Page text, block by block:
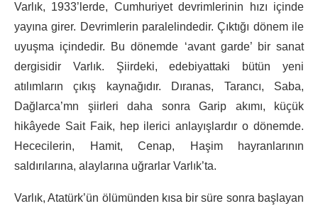
Varlık, 1933’lerde, Cumhuriyet devrimlerinin hızı içinde
yayına girer. Devrimlerin paralelindedir. Çıktığı dönem ile
uyuşma içindedir. Bu dönemde ‘avant garde’ bir sanat
dergisidir Varlık. Şiirdeki, edebiyattaki bütün yeni
atılımların çıkış kaynağıdır. Dıranas, Tarancı, Saba,
Dağlarca’mn şiirleri daha sonra Garip akımı, küçük
hikâyede Sait Faik, hep ilerici anlayışlardır o dönemde.
Hececilerin, Hamit, Cenap, Haşim hayranlarının
saldırılarına, alaylarına uğrarlar Varlık’ta.
Varlık, Atatürk’ün ölümünden kısa bir süre sonra başlayan